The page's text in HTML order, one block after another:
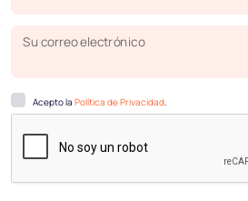
Su correo electrónico
Acepto la Política de Privacidad.